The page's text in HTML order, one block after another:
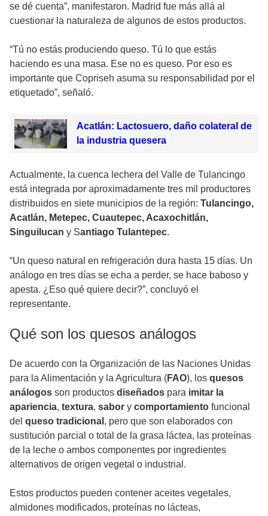
se dé cuenta”, manifestaron. Madrid fue más allá al
cuestionar la naturaleza de algunos de estos productos.
“Tú no estás produciendo queso. Tú lo que estás
haciendo es una masa. Ese no es queso. Por eso es
importante que Copriseh asuma su responsabilidad por el
etiquetado”, señaló.
Acatlán: Lactosuero, daño colateral de
la industria quesera
Actualmente, la cuenca lechera del Valle de Tulancingo
está integrada por aproximadamente tres mil productores
distribuidos en siete municipios de la región: Tulancingo,
Acatlán, Metepec, Cuautepec, Acaxochitlán,
Singuilucan y Santiago Tulantepec.
“Un queso natural en refrigeración dura hasta 15 días. Un
análogo en tres días se echa a perder, se hace baboso y
apesta. ¿Eso qué quiere decir?”, concluyó el
representante.
Qué son los quesos análogos
De acuerdo con la Organización de las Naciones Unidas
para la Alimentación y la Agricultura (FAO), los quesos
análogos son productos diseñados para imitar la
apariencia, textura, sabor y comportamiento funcional
del queso tradicional , pero que son elaborados con
sustitución parcial o total de la grasa láctea, las proteínas
de la leche o ambos componentes por ingredientes
alternativos de origen vegetal o industrial.
Estos productos pueden contener aceites vegetales,
almidones modificados, proteínas no lácteas,